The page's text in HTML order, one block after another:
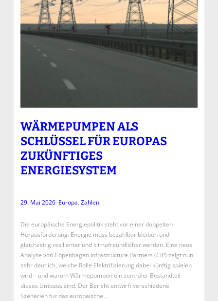
WÄRMEPUMPEN ALS
SCHLÜSSEL FÜR EUROPAS
ZUKÜNFTIGES
ENERGIESYSTEM
29. Mai 2026–Europa, Zahlen
Die europäische Energiepolitik steht vor einer doppelten
Herausforderung: Energie muss bezahlbar bleiben und
gleichzeitig resilienter und klimafreundlicher werden. Eine neue
Analyse von Copenhagen Infrastructure Partners (CIP) zeigt nun
sehr deutlich, welche Rolle Elektrifizierung dabei künftig spielen
wird – und warum Wärmepumpen ein zentraler Bestandteil
dieses Umbaus sind. Der Bericht entwirft verschiedene
Szenarien für das europäische…